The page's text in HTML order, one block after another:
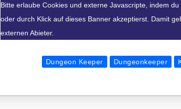
Bitte erlaube Cookies und externe Javascripte, indem
oder durch Klick auf dieses Banner akzeptierst. Damit
externen Abieter.
Dungeon Keeper Dungeonkeeper